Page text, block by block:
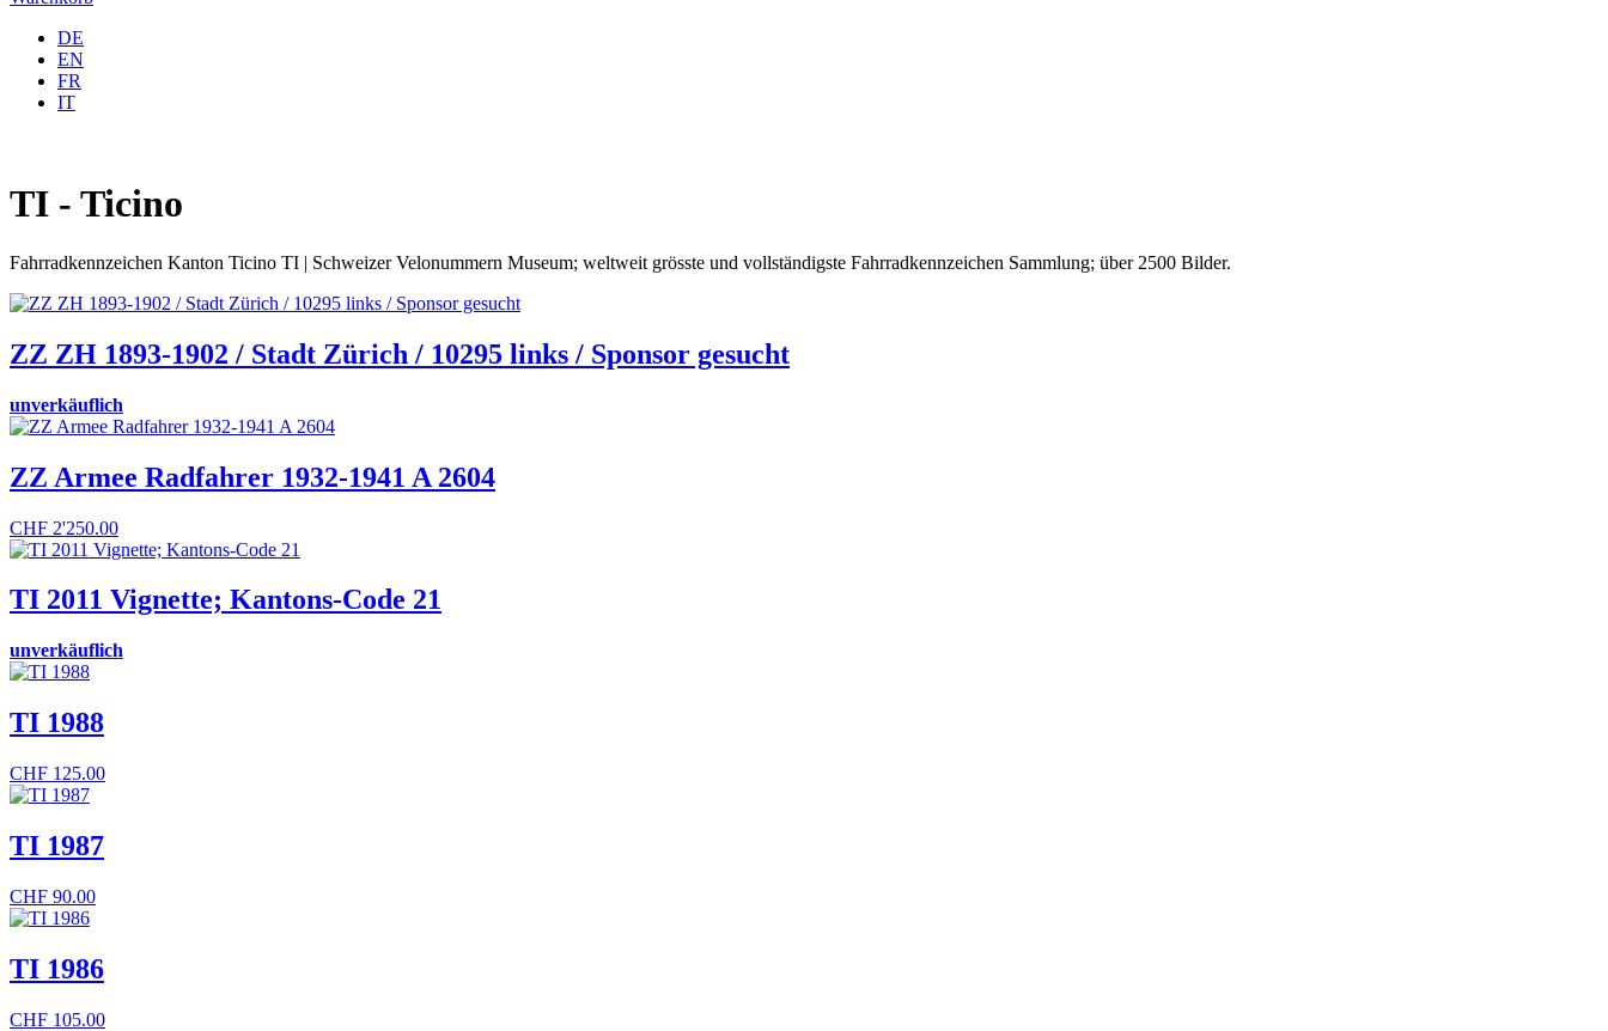
DE
EN
FR
IT
TI - Ticino
Fahrradkennzeichen Kanton Ticino TI | Schweizer Velonummern Museum; weltweit grösste und vollständigste Fahrradkennzeichen Sammlung; über 2500 Bilder.
ZZ ZH 1893-1902 / Stadt Zürich / 10295 links / Sponsor gesucht
unverkäuflich
ZZ Armee Radfahrer 1932-1941 A 2604
CHF 2'250.00
TI 2011 Vignette; Kantons-Code 21
unverkäuflich
TI 1988
CHF 125.00
TI 1987
CHF 90.00
TI 1986
CHF 105.00